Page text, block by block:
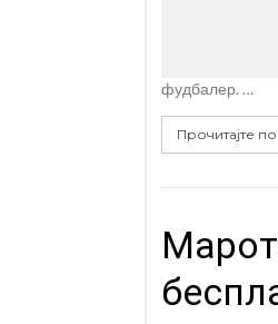
фудбалер. …
Прочитајте